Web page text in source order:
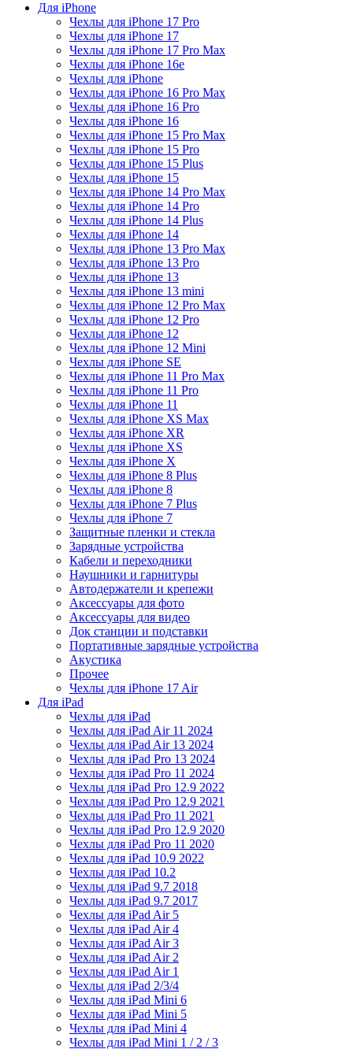
Для iPhone
Чехлы для iPhone 17 Pro
Чехлы для iPhone 17
Чехлы для iPhone 17 Pro Max
Чехлы для iPhone 16e
Чехлы для iPhone
Чехлы для iPhone 16 Pro Max
Чехлы для iPhone 16 Pro
Чехлы для iPhone 16
Чехлы для iPhone 15 Pro Max
Чехлы для iPhone 15 Pro
Чехлы для iPhone 15 Plus
Чехлы для iPhone 15
Чехлы для iPhone 14 Pro Max
Чехлы для iPhone 14 Pro
Чехлы для iPhone 14 Plus
Чехлы для iPhone 14
Чехлы для iPhone 13 Pro Max
Чехлы для iPhone 13 Pro
Чехлы для iPhone 13
Чехлы для iPhone 13 mini
Чехлы для iPhone 12 Pro Max
Чехлы для iPhone 12 Pro
Чехлы для iPhone 12
Чехлы для iPhone 12 Mini
Чехлы для iPhone SE
Чехлы для iPhone 11 Pro Max
Чехлы для iPhone 11 Pro
Чехлы для iPhone 11
Чехлы для iPhone XS Max
Чехлы для iPhone XR
Чехлы для iPhone XS
Чехлы для iPhone X
Чехлы для iPhone 8 Plus
Чехлы для iPhone 8
Чехлы для iPhone 7 Plus
Чехлы для iPhone 7
Защитные пленки и стекла
Зарядные устройства
Кабели и переходники
Наушники и гарнитуры
Автодержатели и крепежи
Аксессуары для фото
Аксессуары для видео
Док станции и подставки
Портативные зарядные устройства
Акустика
Прочее
Чехлы для iPhone 17 Air
Для iPad
Чехлы для iPad
Чехлы для iPad Air 11 2024
Чехлы для iPad Air 13 2024
Чехлы для iPad Pro 13 2024
Чехлы для iPad Pro 11 2024
Чехлы для iPad Pro 12.9 2022
Чехлы для iPad Pro 12.9 2021
Чехлы для iPad Pro 11 2021
Чехлы для iPad Pro 12.9 2020
Чехлы для iPad Pro 11 2020
Чехлы для iPad 10.9 2022
Чехлы для iPad 10.2
Чехлы для iPad 9.7 2018
Чехлы для iPad 9.7 2017
Чехлы для iPad Air 5
Чехлы для iPad Air 4
Чехлы для iPad Air 3
Чехлы для iPad Air 2
Чехлы для iPad Air 1
Чехлы для iPad 2/3/4
Чехлы для iPad Mini 6
Чехлы для iPad Mini 5
Чехлы для iPad Mini 4
Чехлы для iPad Mini 1 / 2 / 3